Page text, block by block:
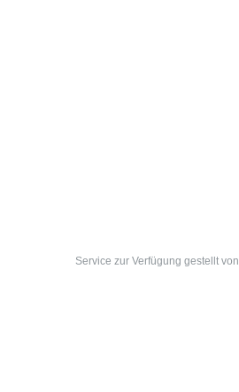
Service zur Verfügung gestellt von